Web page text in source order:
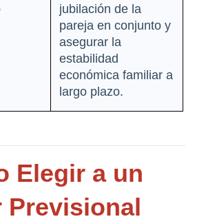
jubilación de la
pareja en conjunto y
asegurar la
estabilidad
económica familiar a
largo plazo.
Elegir a un
Previsional